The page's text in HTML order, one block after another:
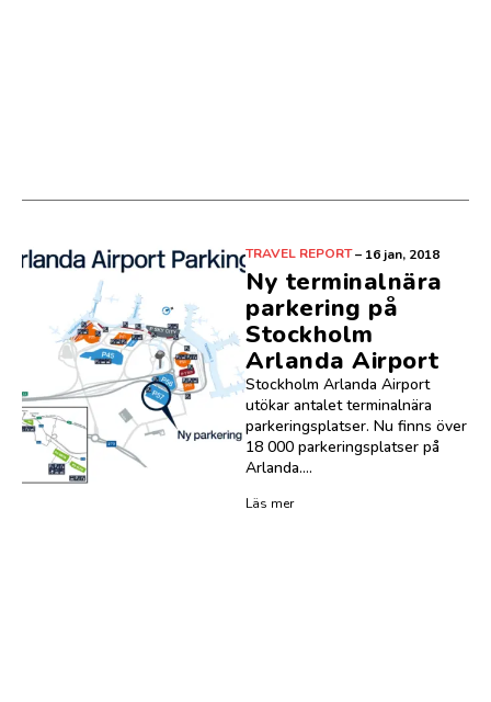
TRAVEL REPORT– 16 jan, 2018
Ny terminalnära
parkering på
Stockholm
Arlanda Airport
Stockholm Arlanda Airport
utökar antalet terminalnära
parkeringsplatser. Nu finns över
18 000 parkeringsplatser på
Arlanda....
Läs mer